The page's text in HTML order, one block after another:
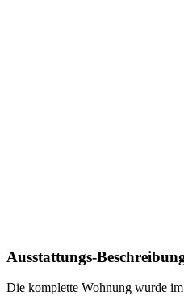
Ausstattungs-
Die komplette Wohnung wurde